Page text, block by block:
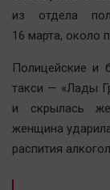
Экономика
Происшествия
Здоровье
Культура
Курилка
из отдела
16 марта, около
Полицейские и
такси — «Лады
и скрылась
женщина
распития